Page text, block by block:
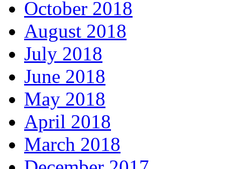
October 2018
August 2018
July 2018
June 2018
May 2018
April 2018
March 2018